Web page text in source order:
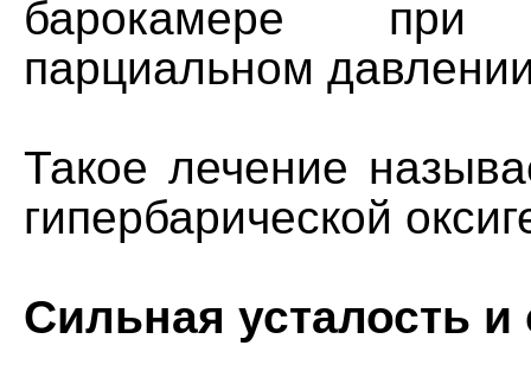
барокамере при
парциальном
Такое лечение
гипербарической
Сильная усталость и